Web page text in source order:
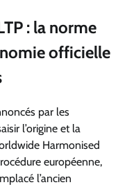
: la norme
officielle
par les
l’origine et la
Harmonised
européenne,
l’ancien